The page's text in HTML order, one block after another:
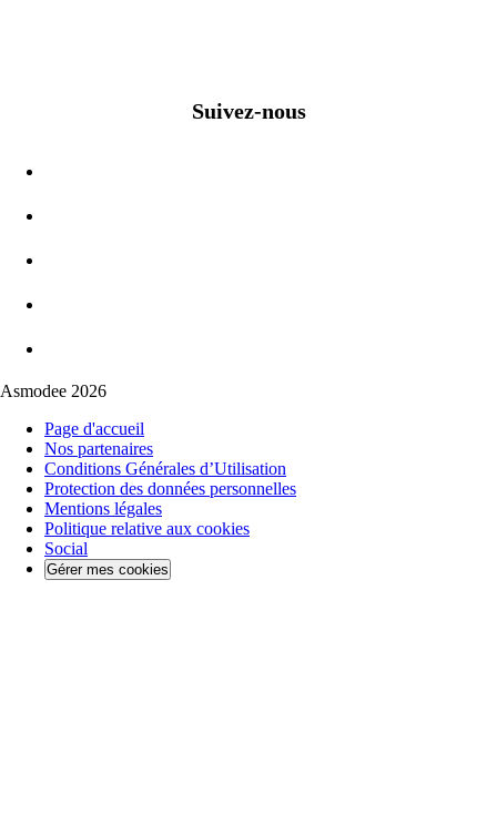
Suivez-nous
Asmodee 2026
Page d'accueil
Nos partenaires
Conditions Générales d’Utilisation
Protection des données personnelles
Mentions légales
Politique relative aux cookies
Social
Gérer mes cookies